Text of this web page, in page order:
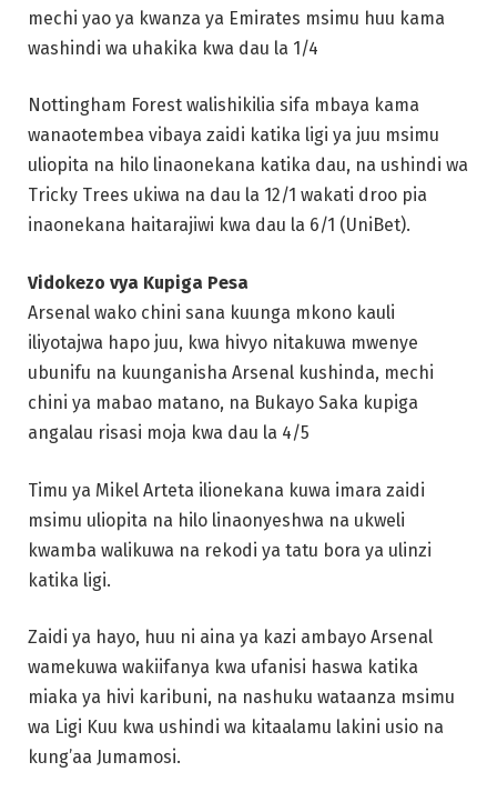
mechi yao ya kwanza ya Emirates msimu huu kama
washindi wa uhakika kwa dau la 1/4
Nottingham Forest walishikilia sifa mbaya kama
wanaotembea vibaya zaidi katika ligi ya juu msimu
uliopita na hilo linaonekana katika dau, na ushindi wa
Tricky Trees ukiwa na dau la 12/1 wakati droo pia
inaonekana haitarajiwi kwa dau la 6/1 (UniBet).
Vidokezo vya Kupiga Pesa
Arsenal wako chini sana kuunga mkono kauli
iliyotajwa hapo juu, kwa hivyo nitakuwa mwenye
ubunifu na kuunganisha Arsenal kushinda, mechi
chini ya mabao matano, na Bukayo Saka kupiga
angalau risasi moja kwa dau la 4/5
Timu ya Mikel Arteta ilionekana kuwa imara zaidi
msimu uliopita na hilo linaonyeshwa na ukweli
kwamba walikuwa na rekodi ya tatu bora ya ulinzi
katika ligi.
Zaidi ya hayo, huu ni aina ya kazi ambayo Arsenal
wamekuwa wakiifanya kwa ufanisi haswa katika
miaka ya hivi karibuni, na nashuku wataanza msimu
wa Ligi Kuu kwa ushindi wa kitaalamu lakini usio na
kung’aa Jumamosi.